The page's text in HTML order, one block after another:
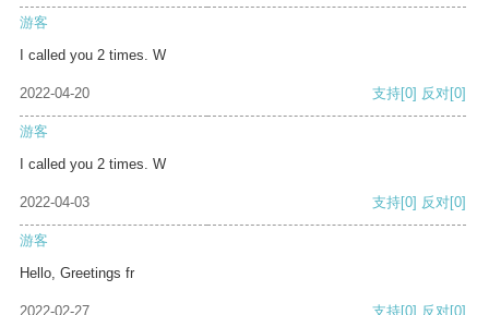
游客
I called you 2 times. W
2022-04-20 支持[0] 反对[0]
游客
I called you 2 times. W
2022-04-03 支持[0] 反对[0]
游客
Hello, Greetings fr
2022-02-27 支持[0] 反对[0]